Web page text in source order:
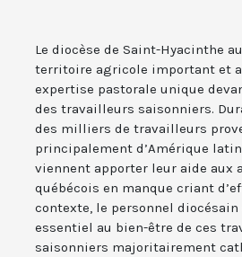
Le diocèse de Saint-Hyacinthe
territoire agricole important et a
expertise pastorale unique
des travailleurs saisonniers.
des milliers de travailleurs
principalement d’Amérique
viennent apporter leur aide aux
québécois en manque criant
contexte, le personnel
essentiel au bien-être de ces
saisonniers majoritairement